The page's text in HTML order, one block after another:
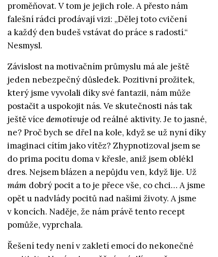
proměňovat. V tom je jejich role. A přesto nám
falešní rádci prodávají vizi: „Dělej toto cvičení
a každý den budeš vstávat do práce s radostí.“
Nesmysl.
Závislost na motivačním průmyslu má ale ještě
jeden nebezpečný důsledek. Pozitivní prožitek,
který jsme vyvolali díky své fantazii, nám může
postačit a uspokojit nás. Ve skutečnosti nás tak
ještě více demotivujeod reálné aktivity. Je to jasné,
ne? Proč bych se dřel na kole, když se už nyní díky
imaginaci cítím jako vítěz? Zhypnotizoval jsem se
do prima pocitu doma v křesle, aniž jsem oblékl
dres. Nejsem blázen a nepůjdu ven, když lije. Už
mám dobrý pocit a to je přece vše, co chci… A jsme
opět u nadvlády pocitů nad našimi životy. A jsme
v koncích. Naděje, že nám právě tento recept
pomůže, vyprchala.
Řešení tedy není v zakletí emocí do nekonečné